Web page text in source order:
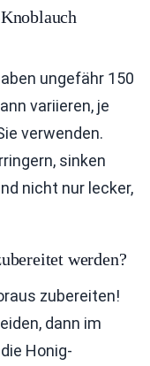
ungefähr 150
variieren, je
verwenden.
sinken
nicht nur lecker,
werden?
zubereiten!
dann im
Honig-